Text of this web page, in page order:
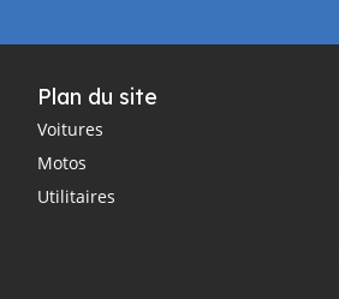
Plan du site
Voitures
Motos
Utilitaires